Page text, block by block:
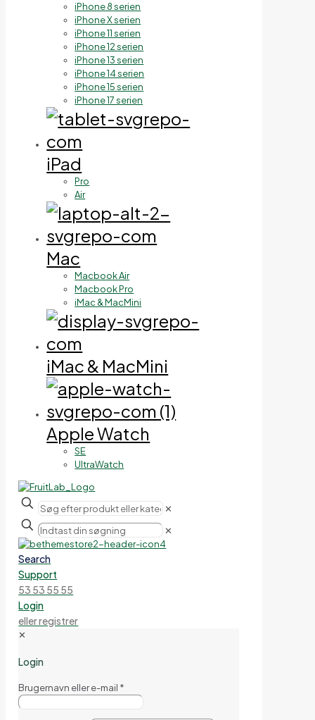
iPhone 8 serien
iPhone X serien
iPhone 11 serien
iPhone 12 serien
iPhone 13 serien
iPhone 14 serien
iPhone 15 serien
iPhone 17 serien
iPad
Pro
Air
Mac
Macbook Air
Macbook Pro
iMac & MacMini
iMac & MacMini
Apple Watch
SE
UltraWatch
✕
✕
Search
Support
53 53 55 55
Login
eller registrer
✕
Login
Brugernavn eller e-mail *